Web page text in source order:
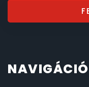
NAVIGÁCIÓ